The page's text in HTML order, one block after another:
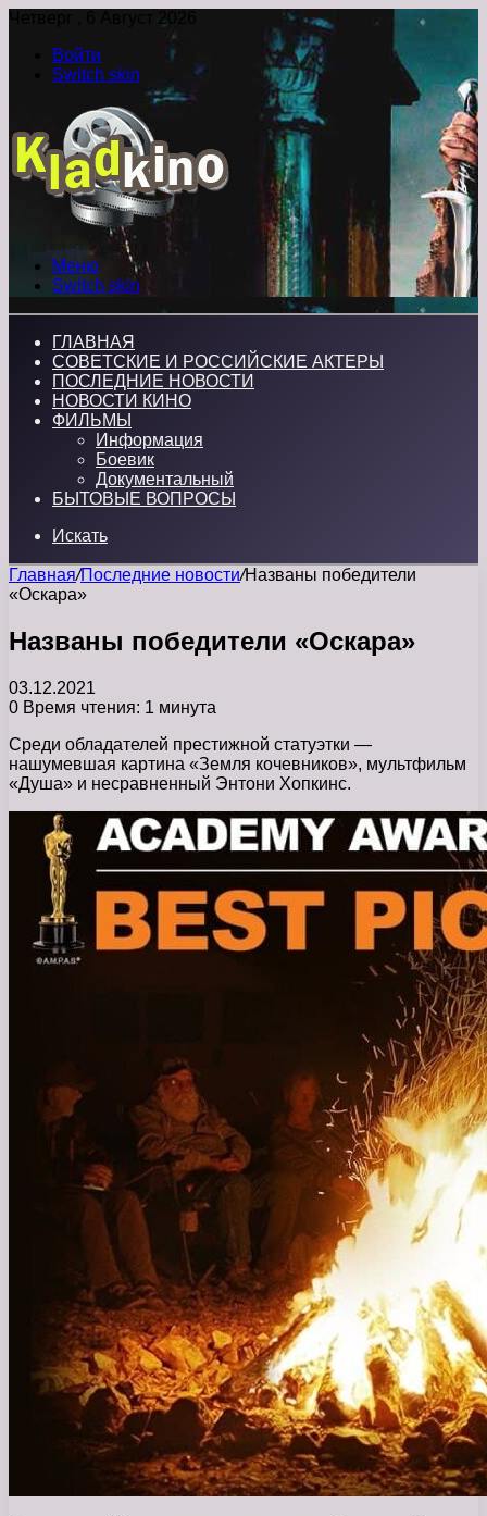
Четверг , 6 Август 2026
Войти
Switch skin
Меню
Switch skin
ГЛАВНАЯ
СОВЕТСКИЕ И РОССИЙСКИЕ АКТЕРЫ
ПОСЛЕДНИЕ НОВОСТИ
НОВОСТИ КИНО
ФИЛЬМЫ
Информация
Боевик
Документальный
БЫТОВЫЕ ВОПРОСЫ
Искать
Главная/Последние новости/Названы победители
«Оскара»
Названы победители «Оскара»
03.12.2021
0 Время чтения: 1 минута
Среди обладателей престижной статуэтки —
нашумевшая картина «Земля кочевников», мультфильм
«Душа» и несравненный Энтони Хопкинс.